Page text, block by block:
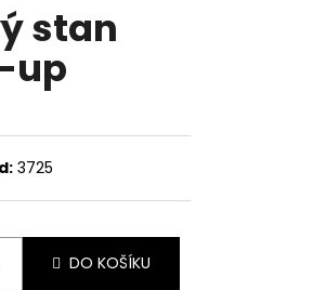
stan
up
3725
DO KOŠÍKU
Následující